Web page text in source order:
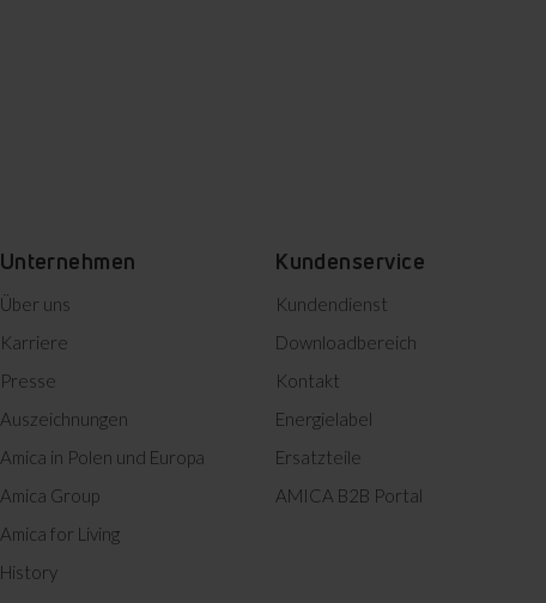
Unternehmen
Über uns
Karriere
Presse
Auszeichnungen
Amica in Polen und Europa
Amica Group
Amica for Living
History
Kundenservice
Kundendienst
Downloadbereich
Kontakt
Energielabel
Ersatzteile
AMICA B2B Portal